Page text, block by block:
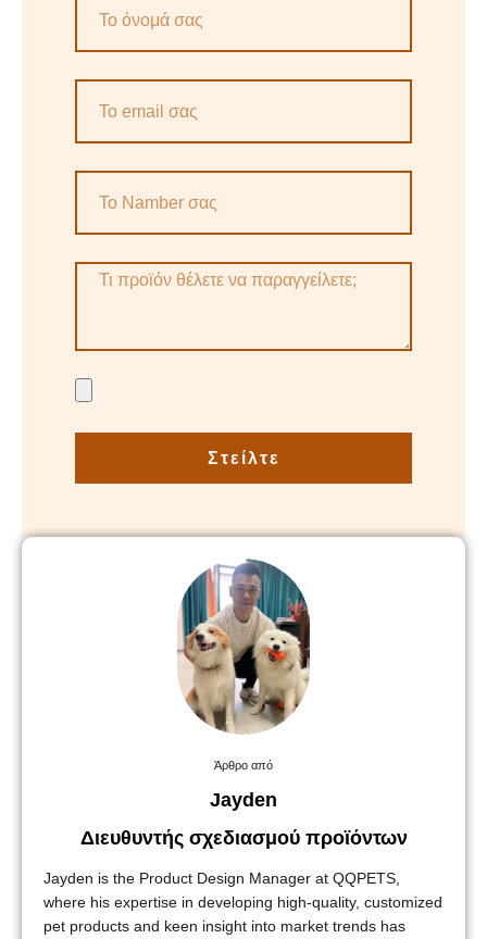
Στείλτε
Άρθρο από
Jayden
Διευθυντής σχεδιασμού προϊόντων
Jayden is the Product Design Manager at QQPETS,
where his expertise in developing high-quality, customized
pet products and keen insight into market trends has